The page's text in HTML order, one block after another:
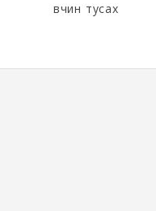
өвчин тусах